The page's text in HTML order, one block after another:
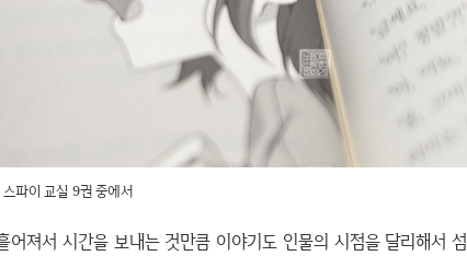
스파이 교실 9권 중에서
져서 시간을 보내는 것만큼 이야기도 인물의 시점을 달리해서 섬